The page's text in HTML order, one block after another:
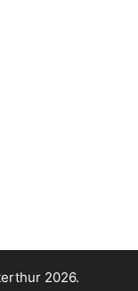
2026.